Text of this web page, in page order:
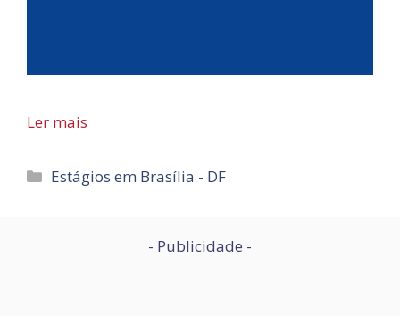
Ler mais
Categorias
Estágios em Brasília - DF
- Publicidade -